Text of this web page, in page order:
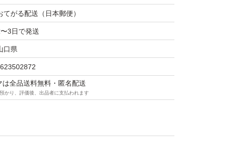
てがる配送（日本郵便）
3日で発送
口県
は全品送料無料・匿名配送
かり、評価後、出品者に支払われます